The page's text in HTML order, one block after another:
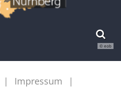
© eob
Impressum